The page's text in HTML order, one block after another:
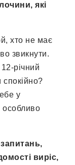
які
хто не має
звикнути.
річний
у
особливо
виріс,